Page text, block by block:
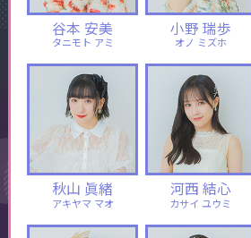
谷本 安美
タニモト アミ
小野 瑞歩
オノ ミズホ
秋山 眞緒
アキヤマ マオ
河西 結心
カサイ ユウミ